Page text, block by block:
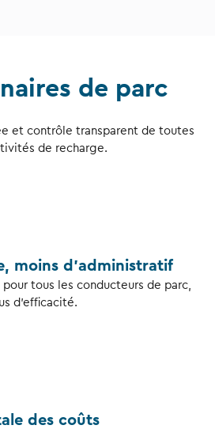
de parc
et contrôle transparent de toutes
de recharge.
moins d’administratif
tous les conducteurs de parc,
d’efficacité.
des coûts